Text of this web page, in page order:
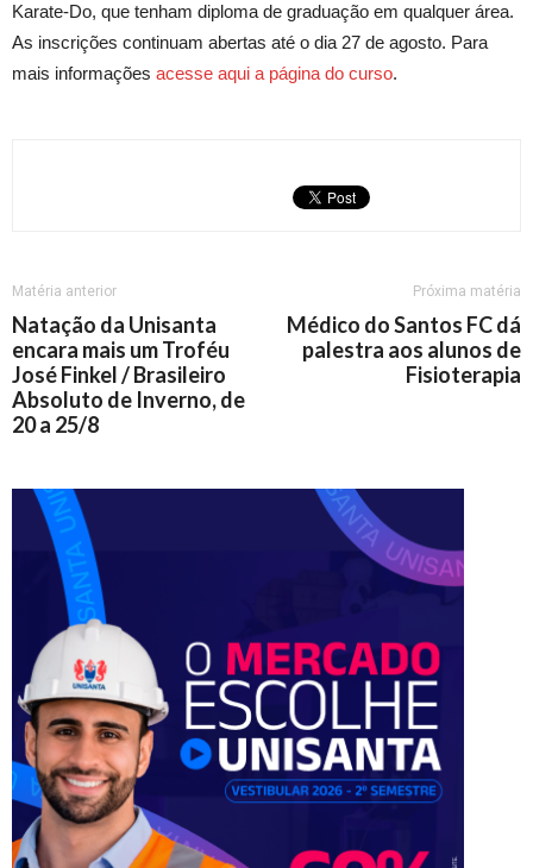
Karate-Do, que tenham diploma de graduação em qualquer área.
As inscrições continuam abertas até o dia 27 de agosto. Para
mais informações acesse aqui a página do curso.
Matéria anterior
Natação da Unisanta
encara mais um Troféu
José Finkel / Brasileiro
Absoluto de Inverno, de
20 a 25/8
Próxima matéria
Médico do Santos FC dá
palestra aos alunos de
Fisioterapia